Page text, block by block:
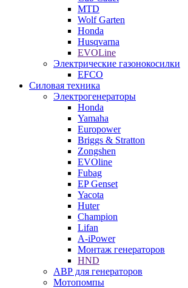
MTD
Wolf Garten
Honda
Husqvarna
EVOLine
Электрические газонокосилки
EFCO
Силовая техника
Электрогенераторы
Honda
Yamaha
Europower
Briggs & Stratton
Zongshen
EVOline
Fubag
EP Genset
Yacota
Huter
Champion
Lifan
A-iPower
Монтаж генераторов
HND
АВР для генераторов
Мотопомпы